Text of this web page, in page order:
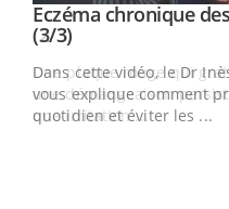
Youtube
Eczéma chronique
(3/3)Youtube
Dans cette vidéo, le Dr
vous explique comment
quotidien et éviter les ...
Youtube
Eczéma chronique
(2/3)Youtube
Une plaque rouge qui
une démangeaison
une irritation ...